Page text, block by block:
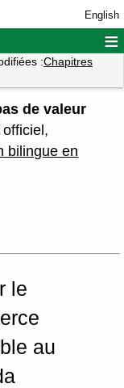
English
≡
:Chapitres
de valeur
bilingue en
le
au